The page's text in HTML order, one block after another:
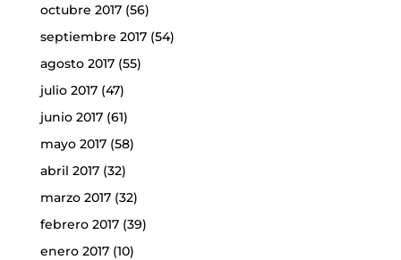
octubre 2017(56)
septiembre 2017(54)
agosto 2017(55)
julio 2017(47)
junio 2017(61)
mayo 2017(58)
abril 2017(32)
marzo 2017(32)
febrero 2017(39)
enero 2017(10)